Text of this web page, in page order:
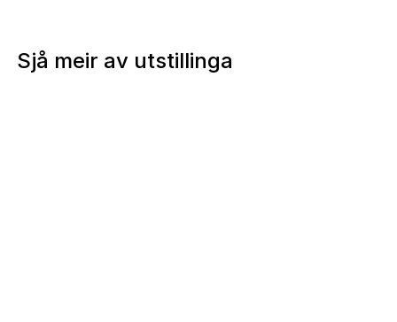
Sjå meir av utstillinga